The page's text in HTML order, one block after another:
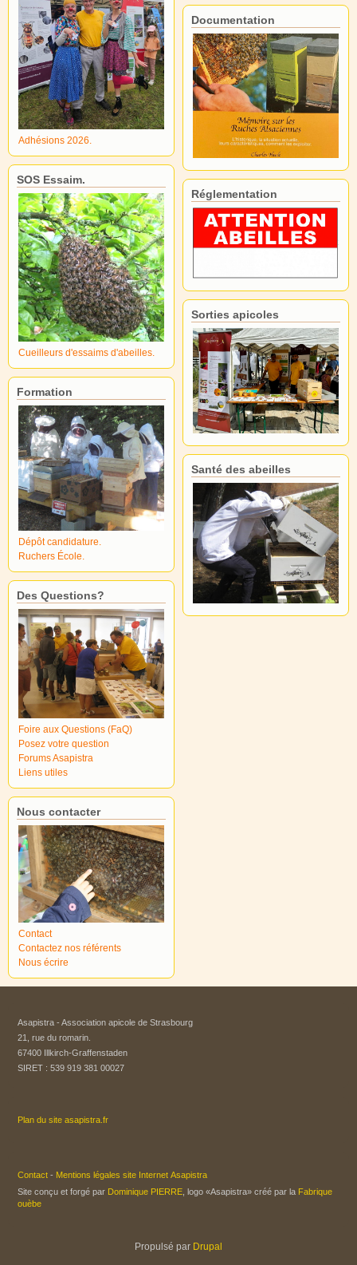
Adhésions 2026.
SOS Essaim.
Cueilleurs d'essaims d'abeilles.
Formation
Dépôt candidature.
Ruchers École.
Des Questions?
Foire aux Questions (FaQ)
Posez votre question
Forums Asapistra
Liens utiles
Nous contacter
Contact
Contactez nos référents
Nous écrire
Documentation
Réglementation
Sorties apicoles
Santé des abeilles
Asapistra - Association apicole de Strasbourg​
21, rue du romarin.
67400 Illkirch-Graffenstaden
SIRET : 539 919 381 00027
Plan du site asapistra.fr
Contact - Mentions légales site Internet Asapistra
Site conçu et forgé par Dominique PIERRE , logo «Asapistra» créé par la Fabrique
ouèbe
Propulsé par Drupal